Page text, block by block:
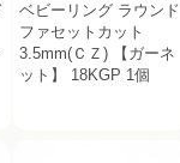
ベビーリング ラウンド
ファセットカット
3.5mm(ＣＺ) 【ガーネ
ット】 18KGP 1個